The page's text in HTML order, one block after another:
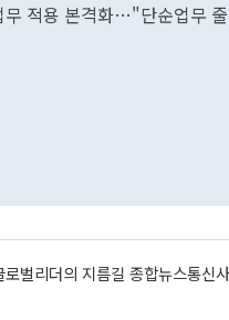
무 적용 본격화…"단순업무
로벌리더의 지름길 종합뉴스통